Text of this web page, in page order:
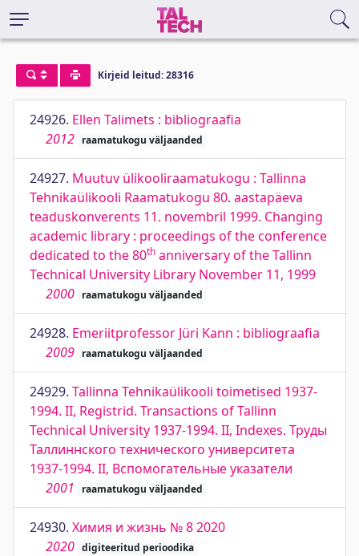
Kirjeid leitud: 28316
24926. Ellen Talimets : bibliograafia
2012 raamatukogu väljaanded
24927. Muutuv ülikooliraamatukogu : Tallinna
Tehnikaülikooli Raamatukogu 80. aastapäeva
teaduskonverents 11. novembril 1999. Changing
academic library : proceedings of the conference
dedicated to the 80th anniversary of the Tallinn
Technical University Library November 11, 1999
2000 raamatukogu väljaanded
24928. Emeriitprofessor Jüri Kann : bibliograafia
2009 raamatukogu väljaanded
24929. Tallinna Tehnikaülikooli toimetised 1937-
1994. II, Registrid. Transactions of Tallinn
Technical University 1937-1994. II, Indexes. Труды
Таллиннского технического университета
1937-1994. II, Вспомогательные указатели
2001
raamatukogu väljaanded
24930. Химия и жизнь № 8 2020
2020 digiteeritud perioodika